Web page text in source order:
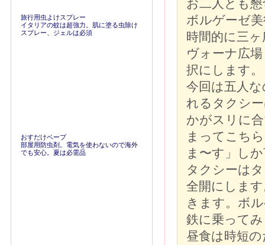
お二人とも
ボルゲーゼ
時間的に三
ヴォーナ広
択にします
今回は五人
れるタクシ
かがスリに
まってこち
ま〜す」し
タクシーは
全開にしま
きます。ボ
鉄に乗って
昼食は時短
旅行用虫よけスプレー
イタリアの蚊は超強力。肌に塗る虫除け
スプレー、ジェルは必須
おすだけベープ
部屋用防虫剤。電気を使わないので海外
でも安心。夏は必需品